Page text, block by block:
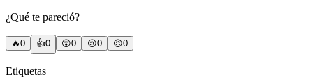
¿Qué te pareció?
🔥0 👍0 😲0 😢0 😠0
Etiquetas